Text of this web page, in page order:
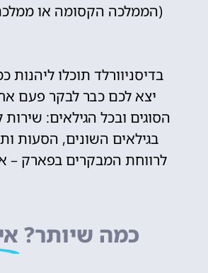
(הממלכה הקסומה או
בדיסניוורלד תוכלו
יצא לכם כבר לבקר פעם
הסוגים ובכל הגילאים:
בגילאים השונים, הסעות
לרווחת המבקרים בפארק –
כמה שיותר?